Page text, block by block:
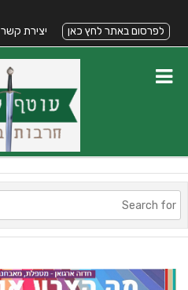
לפרסום באתר לחץ כאן
יצירת קשר